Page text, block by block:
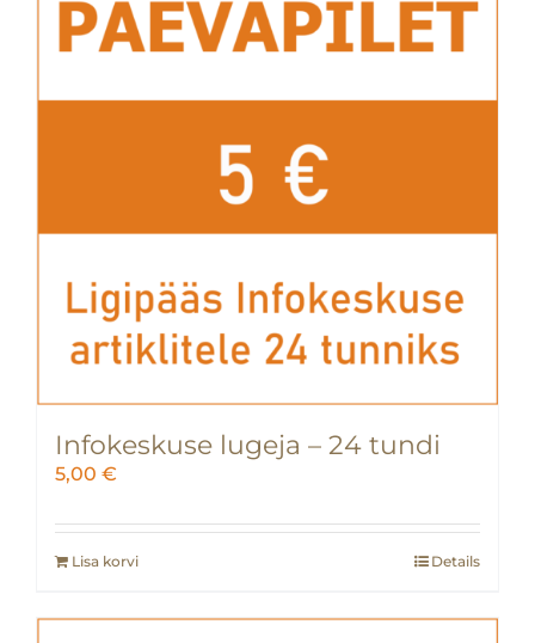
Infokeskuse lugeja – 24 tundi
5,00 €
Lisa korvi Details